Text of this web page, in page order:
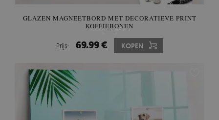
GLAZEN MAGNEETBORD MET DECORATIEVE PRINT
KOFFIEBONEN
Prijs: 69.99 € KOPEN